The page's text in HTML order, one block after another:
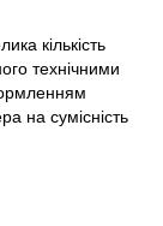
кількість
технічними
на сумісність